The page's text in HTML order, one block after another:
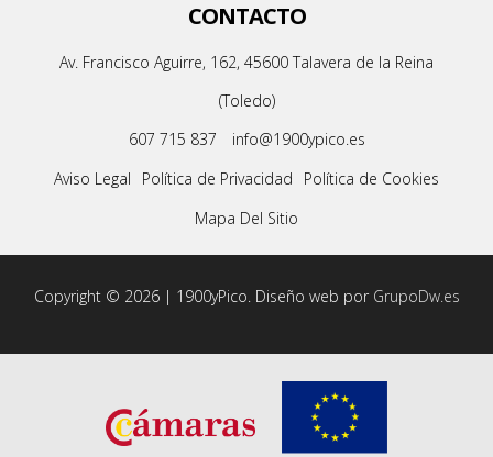
CONTACTO
Av. Francisco Aguirre, 162, 45600 Talavera de la Reina
(Toledo)
607 715 837
info@1900ypico.es
Aviso Legal
Política de Privacidad
Política de Cookies
Mapa Del Sitio
Copyright © 2026 | 1900yPico. Diseño web por GrupoDw.es